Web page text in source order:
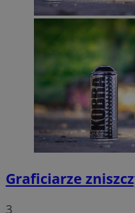
Graficiarze
3